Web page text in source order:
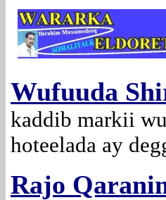
Wufuuda
kaddib markii
hoteelada ay
Rajo